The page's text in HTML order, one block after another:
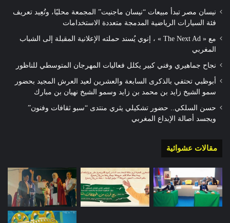
نيسان مصر تبدأ مبيعات “نيسان ماجنيت” المجمعة محليًا، وتُعِيد تعريف
فئة السيارات الرياضية المدمجة متعددة الاستخدامات
مع « The Next Ad » ، إنوي يُسند حملته الإعلانية المقبلة إلى الشباب
المغربي
نجاح جماهيري وفني كبير يكلل فعاليات المهرجان المتوسطي للناظور
أبوظبي تحتفي بالذكرى السابعة والعشرين لعيد العرش المجيد بحضور
سمو الشيخ زايد بن محمد بن زايد وسمو الشيخ نهيان بن مبارك
حسن السلكي.. حضور تشكيلي يثري منتدى “سبو ثقافات وفنون”
ويجسد أصالة الإبداع المغربي
مقالات عشوائية